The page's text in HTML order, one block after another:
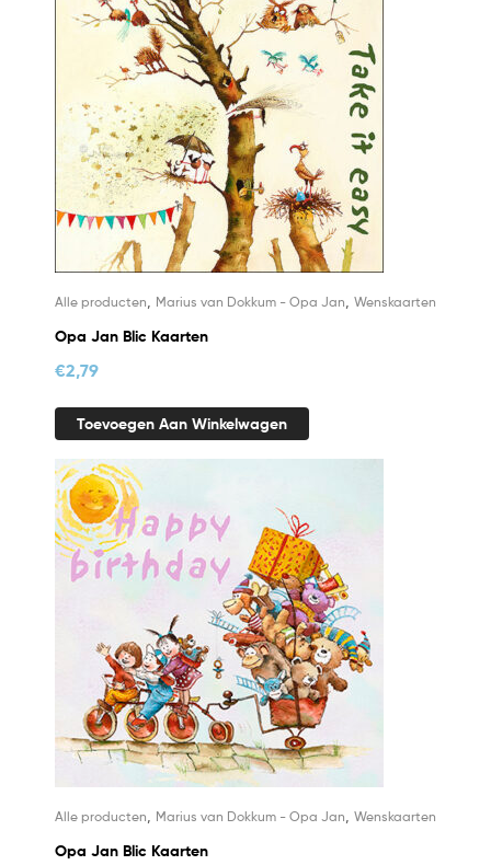
Alle producten Marius van Dokkum - Opa Jan Wenskaarten
Opa Jan Blic Kaarten
€2,79
Toevoegen Aan Winkelwagen
Alle producten Marius van Dokkum - Opa Jan Wenskaarten
Opa Jan Blic Kaarten